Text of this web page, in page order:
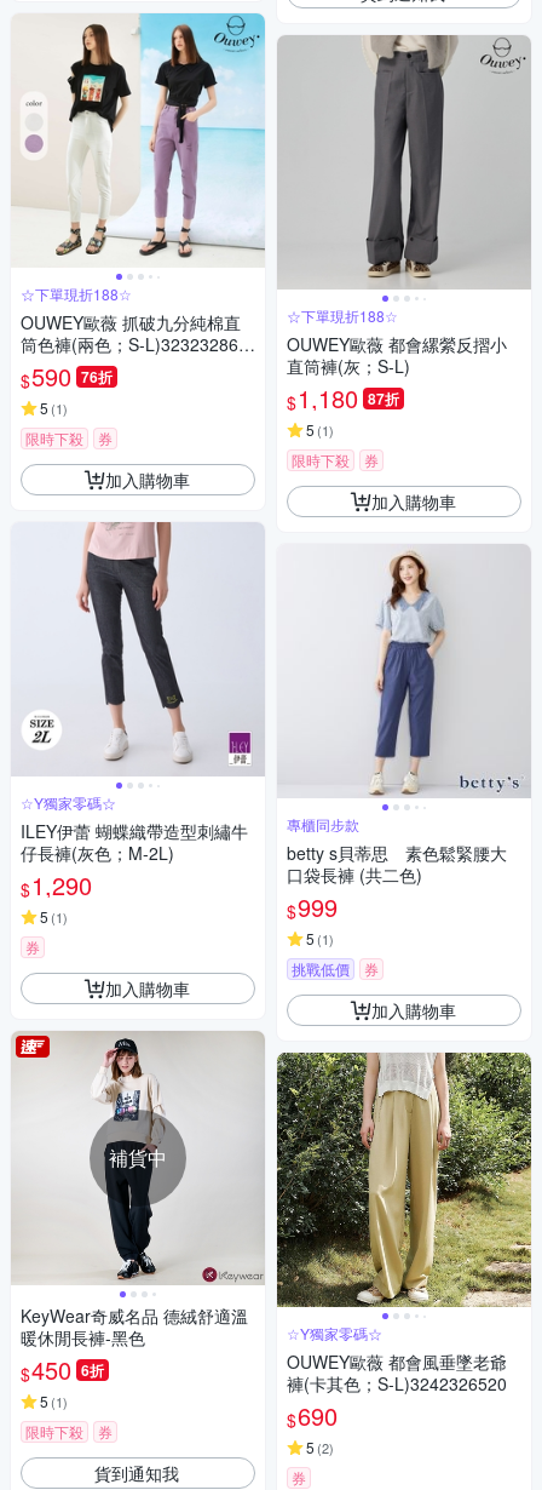
☆下單現折188☆
OUWEY歐薇 抓破九分純棉直
筒色褲(兩色；S-L)323232863
$590 76折
5 (1)
限時下殺 券
加入購物車
☆Y獨家零碼☆
ILEY伊蕾 蝴蝶織帶造型刺繡牛
仔長褲(灰色；M-2L)
$1,290
5 (1)
券
加入購物車
補貨中
KeyWear奇威名品 德絨舒適溫
暖休閒長褲-黑色
$450 6折
5 (1)
限時下殺 券
貨到通知我
☆下單現折188☆
OUWEY歐薇 都會縲縈反摺小
直筒褲(灰；S-L)
$1,180 87折
5 (1)
限時下殺 券
加入購物車
專櫃同步款
betty s貝蒂思 素色鬆緊腰大
口袋長褲 (共二色)
$999
5 (1)
挑戰低價 券
加入購物車
☆Y獨家零碼☆
OUWEY歐薇 都會風垂墜老爺
褲(卡其色；S-L)3242326520
$690
5 (2)
券